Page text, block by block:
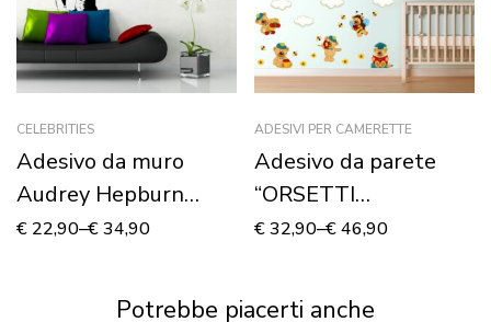
CELEBRITIES
Adesivo da muro
Audrey Hepburn
“COLAZIONE DA
€ 22,90–€34,90
ADESIVI PER CAMERETTE
Adesivo da parete
“ORSETTI
DIVERTENTI” –
€32,90–€46,90
Potrebbe piacerti anche